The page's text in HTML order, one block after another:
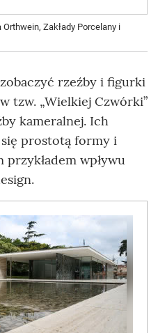
Zakłady Porcelany i
rzeźby i figurki
tzw. „Wielkiej Czwórki”
kameralnej. Ich
prostotą formy i
przykładem wpływu